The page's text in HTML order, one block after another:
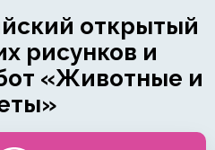
открытый
рисунков и
«Животные и